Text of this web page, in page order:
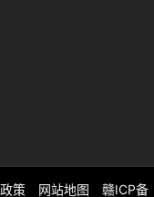
策 网站地图
赣ICP备